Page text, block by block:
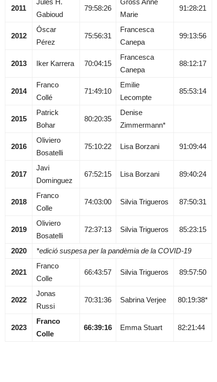
2011
Gabioud
79:58:26
Marie
91:28:21
2012
Óscar
Pérez
75:56:31
Francesca
Canepa
99:13:56
2013 Iker Karrera 70:04:15
Francesca
Canepa
88:12:17
2014
Franco
Collé
71:49:10
Emilie
Lecompte
85:53:14
2015
Patrick
Bohar
80:20:35
Denise
Zimmermann*
2016
Oliviero
Bosatelli
75:10:22 Lisa Borzani 91:09:44
2017
Javi
Dominguez
67:52:15 Lisa Borzani 89:40:24
2018
Franco
Colle
74:03:00 Silvia Trigueros 87:50:31
2019
Oliviero
Bosatelli
72:37:13 Silvia Trigueros 85:23:15
2020 *edició suspesa per la pandèmia de la COVID-19
2021
Franco
Colle
66:43:57 Silvia Trigueros 89:57:50
2022
Jonas
Russi
70:31:36 Sabrina Verjee 80:19:38*
2023
Franco
Colle
66:39:16 Emma Stuart 82:21:44